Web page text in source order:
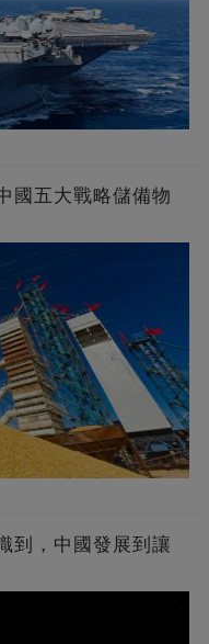
國五大戰略儲備物
到，中國發展到讓